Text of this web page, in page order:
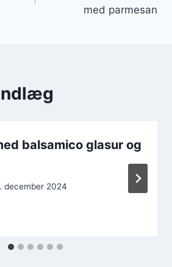
med parmesan
balsamico glasur og
december 2024